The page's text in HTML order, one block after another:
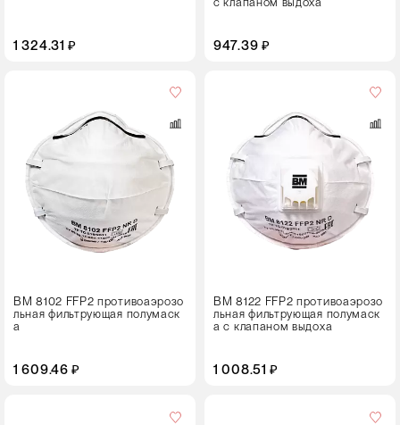
1 324.31 ₽ 947.39 ₽
ВМ 8102 FFP2 противоаэрозо
льная фильтрующая полумаск
а
1 609.46 ₽
ВМ 8122 FFP2 противоаэрозо
льная фильтрующая полумаск
а с клапаном выдоха
1 008.51 ₽
10 штук